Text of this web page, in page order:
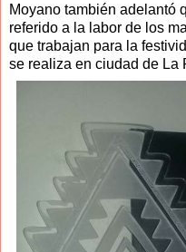
Moyano también adelantó
referido a la labor de los
que trabajan para la
se realiza en ciudad de La